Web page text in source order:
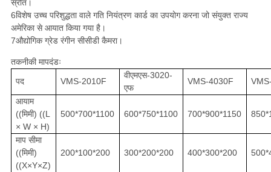
स्रोत।
6विशेष उच्च परिशुद्धता वाले गति नियंत्रण कार्ड का उपयोग करना जो संयुक्त राज्य
अमेरिका से आयात किया गया है।
7औद्योगिक ग्रेड रंगीन सीसीडी कैमरा।
तकनीकी मापदंडः
पद
VMS-2010F
वीएमएस-3020-
एफ
VMS-4030F
आयाम
((मिमी) ((L
× W × H)
500*700*1100 600*750*1100 700*900*1150
माप सीमा
((मिमी)
((X×Y×Z)
200*100*200 300*200*200 400*300*200